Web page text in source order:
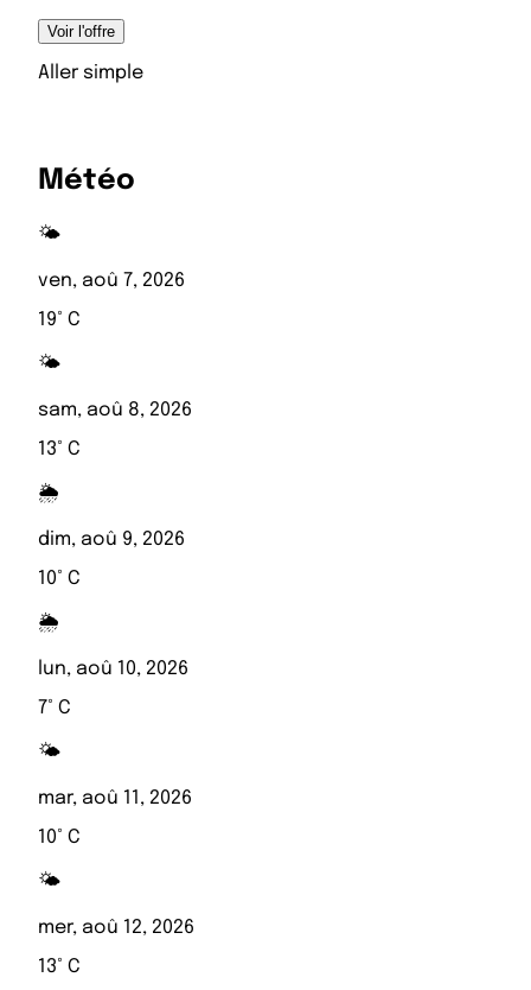
Voir l'offre
Aller simple
Météo
🌤️
ven, aoû 7, 2026
19° C
🌤️
sam, aoû 8, 2026
13° C
🌦️
dim, aoû 9, 2026
10° C
🌦️
lun, aoû 10, 2026
7° C
🌤️
mar, aoû 11, 2026
10° C
🌤️
mer, aoû 12, 2026
13° C